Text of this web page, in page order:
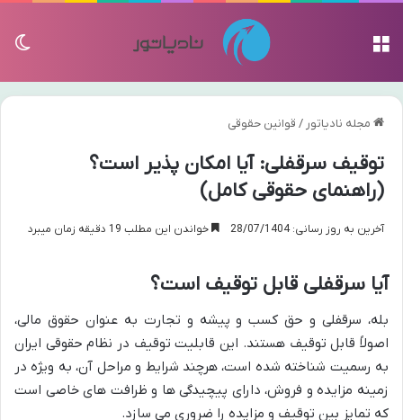
مجله نادیاتور / قوانین حقوقی
توقیف سرقفلی: آیا امکان پذیر است؟
(راهنمای حقوقی کامل)
آخرین به روز رسانی: 28/07/1404 خواندن این مطلب 19 دقیقه زمان میبرد
آیا سرقفلی قابل توقیف است؟
بله، سرقفلی و حق کسب و پیشه و تجارت به عنوان حقوق مالی،
اصولاً قابل توقیف هستند. این قابلیت توقیف در نظام حقوقی ایران
به رسمیت شناخته شده است، هرچند شرایط و مراحل آن، به ویژه در
زمینه مزایده و فروش، دارای پیچیدگی ها و ظرافت های خاصی است
که تمایز بین توقیف و مزایده را ضروری می سازد.